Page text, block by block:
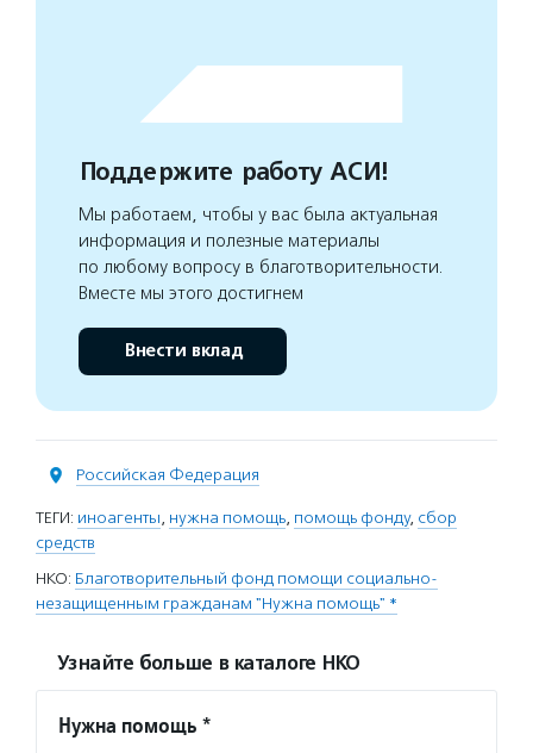
Поддержите работу АСИ!
Мы работаем, чтобы у вас была актуальная
информация и полезные материалы
по любому вопросу в благотворительности.
Вместе мы этого достигнем
Внести вклад
Российская Федерация
ТЕГИ: иноагенты, нужна помощь, помощь фонду, сбор
средств
НКО: Благотворительный фонд помощи социально-
незащищенным гражданам "Нужна помощь" *
Узнайте больше в каталоге НКО
Нужна помощь *